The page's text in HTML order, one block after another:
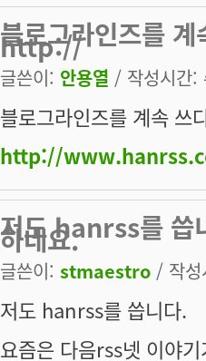
블로그라인즈를
http://
글쓴이: 안용열 / 작성시간
블로그라인즈를 계속 쓰
http://
저도 hanrss를 씁
하네요.
글쓴이: stmaestro / 작
저도 hanrss를 씁니다.
요즘은 다음rss넷 이야